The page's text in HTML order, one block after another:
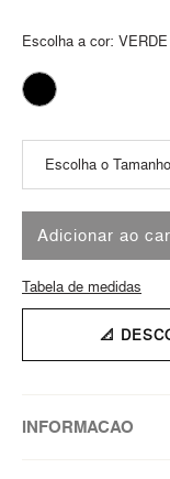
Escolha a cor:
Adicionar ao
Tabela de medidas
📐
INFORMACAO